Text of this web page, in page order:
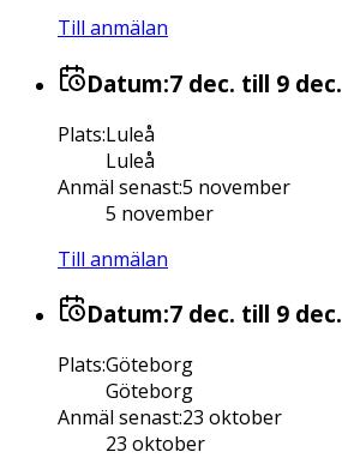
Till anmälan
Datum:7 dec. till 9 dec.
Plats:Luleå
Luleå
Anmäl senast:5 november
5 november
Till anmälan
Datum:7 dec. till 9 dec.
Plats:Göteborg
Göteborg
Anmäl senast:23 oktober
23 oktober